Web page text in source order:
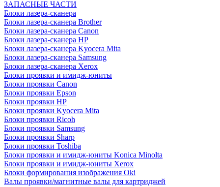
ЗАПАСНЫЕ ЧАСТИ
Блоки лазера-сканера
Блоки лазера-сканера Brother
Блоки лазера-сканера Canon
Блоки лазера-сканера HP
Блоки лазера-сканера Kyocera Mita
Блоки лазера-сканера Samsung
Блоки лазера-сканера Xerox
Блоки проявки и имидж-юниты
Блоки проявки Canon
Блоки проявки Epson
Блоки проявки HP
Блоки проявки Kyocera Mita
Блоки проявки Ricoh
Блоки проявки Samsung
Блоки проявки Sharp
Блоки проявки Toshiba
Блоки проявки и имидж-юниты Konica Minolta
Блоки проявки и имидж-юниты Xerox
Блоки формирования изображения Oki
Валы проявки/магнитные валы для картриджей